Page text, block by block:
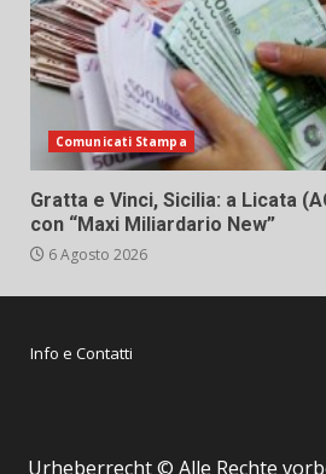
Comunicati Stampa
Gratta e Vinci, Sicilia: a Licata
con “Maxi Miliardario New”
6 Agosto 2026
Info e Contatti
Urheberrecht © Alle Rechte